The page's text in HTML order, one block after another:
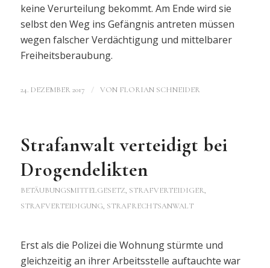
keine Verurteilung bekommt. Am Ende wird sie
selbst den Weg ins Gefängnis antreten müssen
wegen falscher Verdächtigung und mittelbarer
Freiheitsberaubung.
24. DEZEMBER 2017 / VON FLORIAN SCHNEIDER
Strafanwalt verteidigt bei
Drogendelikten
BETÄUBUNGSMITTELGESETZ, STRAFVERTEIDIGER,
STRAFVERTEIDIGUNG, STRAFRECHTSANWALT
Erst als die Polizei die Wohnung stürmte und
gleichzeitig an ihrer Arbeitsstelle auftauchte war